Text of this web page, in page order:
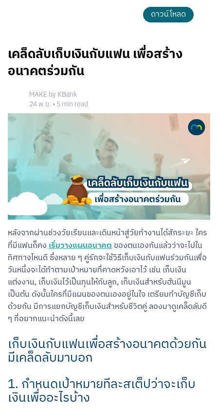
ดาวน์โหลด
เคล็ดลับเก็บเงินกับแฟน เพื่อสร้าง
อนาคตร่วมกัน
MAKE by KBank
24 พ.ย. • 5min read
หลังจากผ่านช่วงวัยเรียนและเดินหน้าสู่วัยทำงานได้สักระยะ ใคร
ที่มีแฟนก็คง เริ่มวางแผนอนาคต ของตนเองกันแล้วว่าจะไปใน
ทิศทางไหนดี ซึ่งหลาย ๆ คู่รักจะใช้วิธีเก็บเงินกับแฟนร่วมกันเพื่อ
วันหนึ่งจะได้ทำตามเป้าหมายที่คาดหวังเอาไว้ เช่น เก็บเงิน
แต่งงาน, เก็บเงินไว้เป็นทุนให้กับลูก, เก็บเงินสำหรับฮันนีมูน
เป็นต้น ดังนั้นใครที่มีแผนของตนเองอยู่ในใจ เตรียมทำบัญชีเก็บ
ด้วยกัน มีการแยกบัญชีเก็บเงินสำหรับชีวิตคู่ ลองมาดูเคล็ดลับดี
ๆ ที่อยากแนะนำดังนี้เลย
เก็บเงินกับแฟนเพื่อสร้างอนาคตด้วยกัน
มีเคล็ดลับมาบอก
1. กำหนดเป้าหมายทีละสเต็ปว่าจะเก็บ
เงินเพื่ออะไรบ้าง